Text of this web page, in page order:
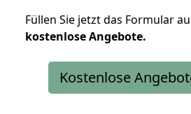
Füllen Sie jetzt das Formular
kostenloseAngebote.
Kostenlose